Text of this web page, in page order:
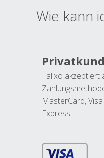
Wie kann
Talixo akzeptiert
MasterCard,
Express.